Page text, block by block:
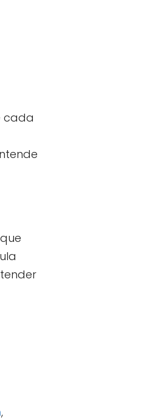
cada
,